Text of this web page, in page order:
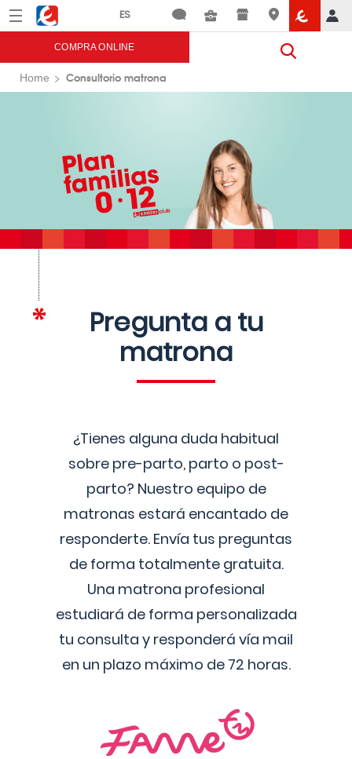
Menú Eroski
COMPRA ONLINE
Home Consultorio matrona
Pregunta a tu
matrona
¿Tienes alguna duda habitual
sobre pre-parto, parto o post-
parto? Nuestro equipo de
matronas estará encantado de
responderte. Envía tus preguntas
de forma totalmente gratuita.
Una matrona profesional
estudiará de forma personalizada
tu consulta y responderá vía mail
en un plazo máximo de 72 horas.